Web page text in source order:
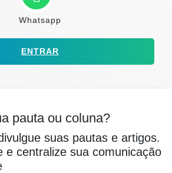
Whatsapp
ENTRAR
pauta ou coluna?
suas pautas e artigos.
e centralize sua comunicação